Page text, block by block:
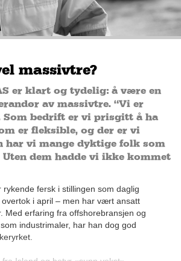
massivtre?
er klart og tydelig: å være en
av massivtre. “Vi er
Som bedrift er vi prisgitt å ha
er fleksible, og der er vi
har vi mange dyktige folk som
dem hadde vi ikke kommet
fersk i stillingen som daglig
overtok i april – men har vært ansatt
Med erfaring fra offshorebransjen og
industrimaler, har han dog god